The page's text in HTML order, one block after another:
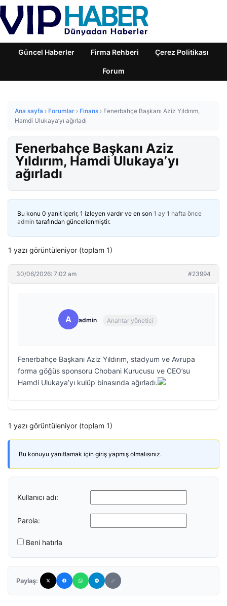
Güncel Haberler Firma Rehberi Çerez Politikası
Forum
Ana sayfa › Forumlar › Finans › Fenerbahçe Başkanı Aziz Yıldırım,
Hamdi Ulukaya’yı ağırladı
Fenerbahçe Başkanı Aziz
Yıldırım, Hamdi Ulukaya’yı
ağırladı
Bu konu 0 yanıt içerir, 1 izleyen vardır ve en son 1 ay 1 hafta önce
admin tarafından güncellenmiştir.
1 yazı görüntüleniyor (toplam 1)
30/06/2026: 7:02 am #23994
A admin Anahtar yönetici
Fenerbahçe Başkanı Aziz Yıldırım, stadyum ve Avrupa
forma göğüs sponsoru Chobani Kurucusu ve CEO’su
Hamdi Ulukaya’yı kulüp binasında ağırladı.
1 yazı görüntüleniyor (toplam 1)
Bu konuyu yanıtlamak için giriş yapmış olmalısınız.
Kullanıcı adı:
Parola:
Beni hatırla
Paylaş: